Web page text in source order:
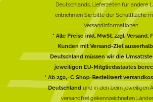
Deutschlands, Lieferzeiten für andere
entnehmen Sie bitte der Schaltfläche
Versandinformationen
* Alle Preise inkl. MwSt. zzgl. Versand.
Kunden mit Versand-Ziel
Deutschland müssen wir die
jeweiligen EU-Mitgliedsstaates
* Ab 250,-€ Shop-Bestellwert
Deutschlandund in den beim jeweiligen
versandfrei gekennzeichneten